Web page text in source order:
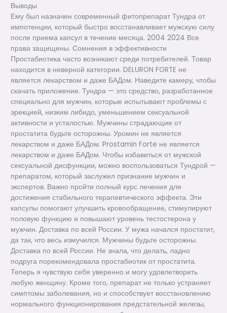
Выводы
Ему был назначен современный фитопрепарат Тундра от
импотенции, который быстро восстанавливает мужскую силу
после приема капсул в течение месяца. 2004 2024 Все
права защищены. Сомнения в эффективности
Простабиотика часто возникают среди потребителей. Товар
находится в неверной категории. DELURON FORTE не
является лекарством и даже БАДом. Наведите камеру, чтобы
скачать приложение. Тундра — это средство, разработанное
специально для мужчин, которые испытывают проблемы с
эрекцией, низким либидо, уменьшением сексуальной
активности и усталостью. Мужчины страдающие от
простатита будьте осторожны. Уромин не является
лекарством и даже БАДом. Prostamin Forte не является
лекарством и даже БАДом. Чтобы избавиться от мужской
сексуальной дисфункции, можно воспользоваться Тундрой —
препаратом, который заслужил признание мужчин и
экспертов. Важно пройти полный курс лечения для
достижения стабильного терапевтического эффекта. Эти
капсулы помогают улучшить кровообращение, стимулируют
половую функцию и повышают уровень тестостерона у
мужчин. Доставка по всей России. У мужа начался простатит,
да так, что весь измучился. Мужчины будьте осторожны.
Доставка по всей России. Не знала, что делать, ладно
подруга порекомендовала простабиотик от простатита.
Теперь я чувствую себя уверенно и могу удовлетворить
любую женщину. Кроме того, препарат не только устраняет
симптомы заболевания, но и способствует восстановлению
нормального функционирования предстательной железы,